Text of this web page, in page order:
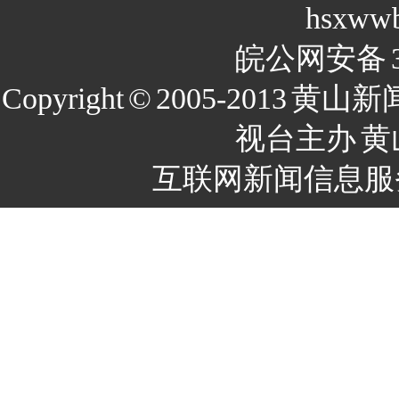
皖公网安备
Copyright©2005-2013黄山新
视台主办黄
互联网新闻信息